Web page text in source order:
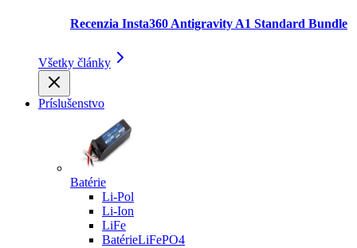
Recenzia Insta360 Antigravity A1 Standard Bundle
Všetky články
Príslušenstvo
Batérie
Li-Pol
Li-Ion
LiFe
BatérieLiFePO4